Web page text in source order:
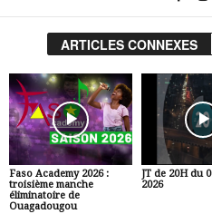
ARTICLES CONNEXES
Faso Academy 2026 :
troisième manche
éliminatoire de
Ouagadougou
JT de 20H du
2026